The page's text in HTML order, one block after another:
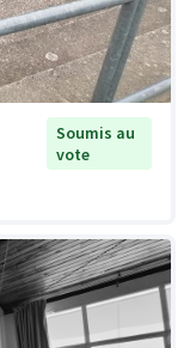
Soumis au
vote